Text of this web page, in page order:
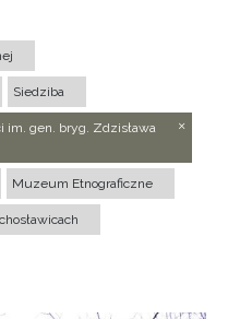
Siedziba
im. gen. bryg. Zdzisława
Muzeum Etnograficzne